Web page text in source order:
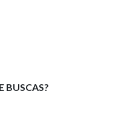
imaxe:
BUSCAS?